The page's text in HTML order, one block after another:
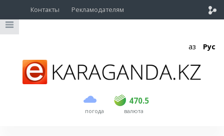
Контакты Рекламодателям
Қаз Рус
погода
470.5
USD 469 470.5
EUR валюта